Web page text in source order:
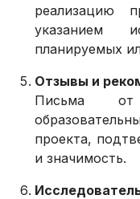
реализацию
указанием
планируемых
Отзывы и
Письма от
проекта,
и значимость.